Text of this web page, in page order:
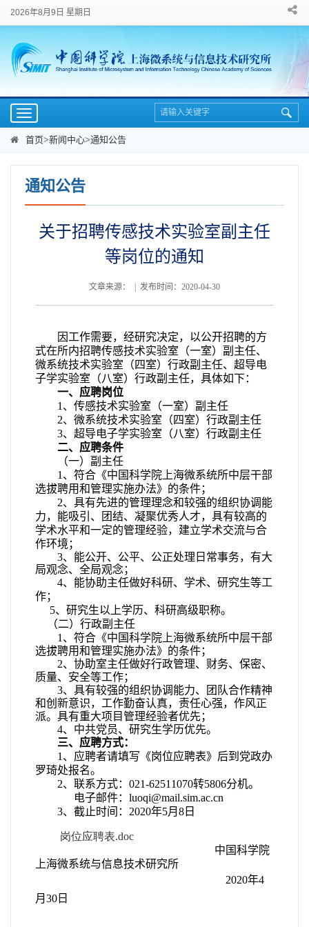
2026年8月9日 星期日
Toggle
navigation
首页>新闻中心>通知公告
通知公告
关于招聘传感技术实验室副主任
等岗位的通知
文章来源： | 发布时间：2020-04-30
因工作需要，经研究决定，以公开招聘的方
式在所内招聘传感技术实验室（一室）副主任、
微系统技术实验室（四室）行政副主任、超导电
子学实验室（八室）行政副主任，具体如下：
一、应聘岗位
1 、传感技术实验室（一室）副主任
2、微系统技术实验室（四室）行政副主任
3、超导电子学实验室（八室）行政副主任
二、应聘条件
（一）副主任
1 、符合《中国科学院上海微系统所中层干部
选拔聘用和管理实施办法》的条件；
2、具有先进的管理理念和较强的组织协调能
力，能吸引、团结、凝聚优秀人才，具有较高的
学术水平和一定的管理经验，建立学术交流与合
作环境；
3、 能公开、公平、公正处理日常事务，有大
局观念、全局观念；
4、 能协助主任做好科研、学术、研究生等工
作；
5、研究生以上学历、科研高级职称。
（二）行政副主任
1 、符合《中国科学院上海微系统所中层干部
选拔聘用和管理实施办法》的条件；
2、协助室主任做好行政管理、财务、保密、
质量、安全等工作；
3、具有较强的组织协调能力、团队合作精神
和创新意识，工作勤奋认真，责任心强，作风正
派。具有重大项目管理经验者优先；
4、中共党员、研究生学历优先。
三、应聘方式：
1 、应聘者请填写《岗位应聘表》后到党政办
罗琦处报名。
2、联系方式： 021-62511070转5806分机。
电子邮件： luoqi@mail.sim.ac.cn
3、截止时间： 2020年5月 8 日
岗位应聘表.doc
中国科学院
上海微系统与信息技术研究所
2020年4
月 30 日